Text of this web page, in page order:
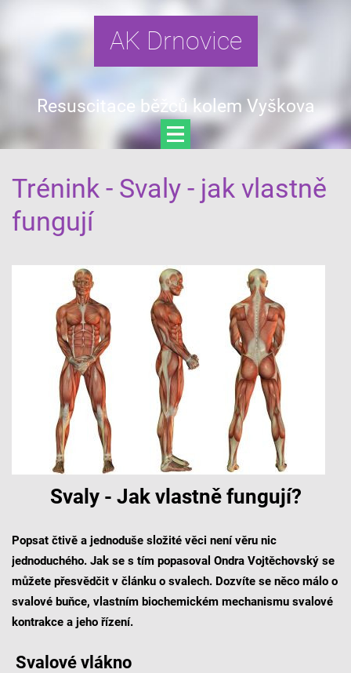
AK Drnovice
Resuscitace běžců kolem Vyškova
Trénink - Svaly - jak vlastně
fungují
Svaly - Jak vlastně fungují?
Popsat čtivě a jednoduše složité věci není věru nic
jednoduchého. Jak se s tím popasoval Ondra Vojtěchovský se
můžete přesvědčit v článku o svalech. Dozvíte se něco málo o
svalové buňce, vlastním biochemickém mechanismu svalové
kontrakce a jeho řízení.
Svalové vlákno